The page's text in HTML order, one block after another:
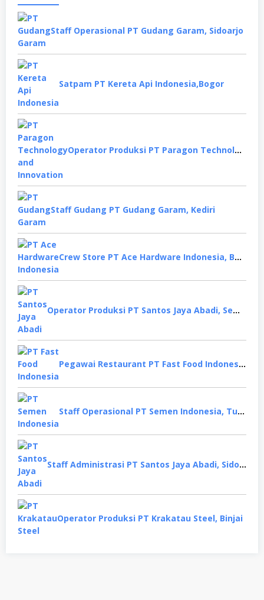
Staff Operasional PT Gudang Garam, Sidoarjo
Satpam PT Kereta Api Indonesia,Bogor
Operator Produksi PT Paragon Technology and Innovation, Tangerang
Staff Gudang PT Gudang Garam, Kediri
Crew Store PT Ace Hardware Indonesia, Bekasi
Operator Produksi PT Santos Jaya Abadi, Semarang
Pegawai Restaurant PT Fast Food Indonesia, Surabaya
Staff Operasional PT Semen Indonesia, Tuban
Staff Administrasi PT Santos Jaya Abadi, Sidoarjo
Operator Produksi PT Krakatau Steel, Binjai